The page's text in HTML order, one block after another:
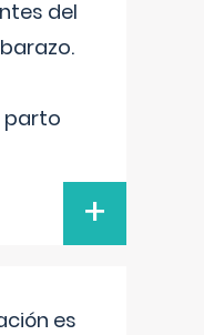
del
parto
+
es